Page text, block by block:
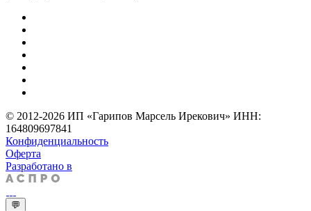
© 2012-2026 ИП «Гарипов Марсель Ирекович» ИНН:
164809697841
Конфиденциальность
Оферта
Разработано в
💬